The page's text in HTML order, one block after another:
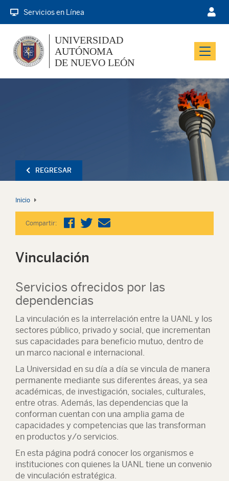
Servicios en Línea
Menu
UNIVERSIDAD
AUTÓNOMA
DE NUEVO LEÓN
REGRESAR
Inicio
Compartir:
Vinculación
Servicios ofrecidos por las
dependencias
La vinculación es la interrelación entre la UANL y los
sectores público, privado y social, que incrementan
sus capacidades para beneficio mutuo, dentro de
un marco nacional e internacional.
La Universidad en su día a día se vincula de manera
permanente mediante sus diferentes áreas, ya sea
académicas, de investigación, sociales, culturales,
entre otras. Además, las dependencias que la
conforman cuentan con una amplia gama de
capacidades y competencias que las transforman
en productos y/o servicios.
En esta página podrá conocer los organismos e
instituciones con quienes la UANL tiene un convenio
de vinculación estratégica.